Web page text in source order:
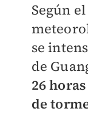
Según
se
de
26
de